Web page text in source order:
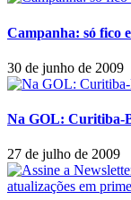
Campanha: só fico
30 de junho de 2009
Na GOL: Curitiba-
27 de julho de 2009